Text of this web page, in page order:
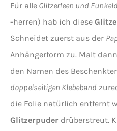
Für alle Glitzerfeen und
-herren) hab ich diese
Schneidet zuerst aus der
Anhängerform zu. Malt
den Namen des
doppelseitigen Klebeband
die Folie natürlich entfernt
Glitzerpuder drüberstreut.